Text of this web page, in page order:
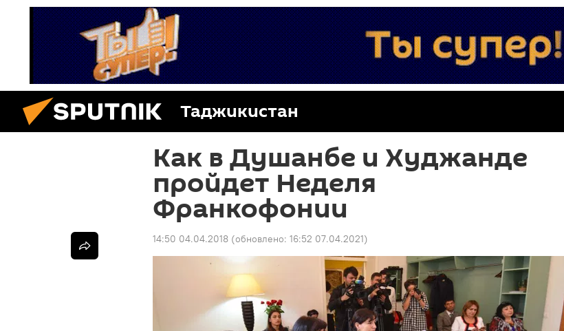
Таджикистан
Как в Душанбе и Худжанде
пройдет Неделя
Франкофонии
14:50 04.04.2018 (обновлено: 16:52 07.04.2021)